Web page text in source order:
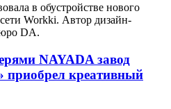
в обустройстве нового
Workki. Автор дизайн-
DA.
NAYADA завод
приобрел креативный